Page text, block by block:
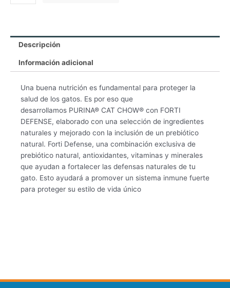
Descripción
Información adicional
Una buena nutrición es fundamental para proteger la
salud de los gatos. Es por eso que
desarrollamos PURINA® CAT CHOW® con FORTI
DEFENSE, elaborado con una selección de ingredientes
naturales y mejorado con la inclusión de un prebiótico
natural. Forti Defense, una combinación exclusiva de
prebiótico natural, antioxidantes, vitaminas y minerales
que ayudan a fortalecer las defensas naturales de tu
gato. Esto ayudará a promover un sistema inmune fuerte
para proteger su estilo de vida único